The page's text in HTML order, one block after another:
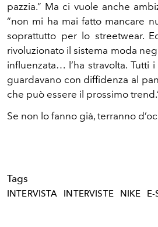
pazzia.” Ma ci vuole anche
“non mi ha mai fatto mancare
soprattutto per lo streetwear.
rivoluzionato il sistema moda
influenzata… l’ha stravolta.
guardavano con diffidenza al
che può essere il prossimo
Se non lo fanno già, terranno
Tags
INTERVISTA INTERVISTE NIKE E-